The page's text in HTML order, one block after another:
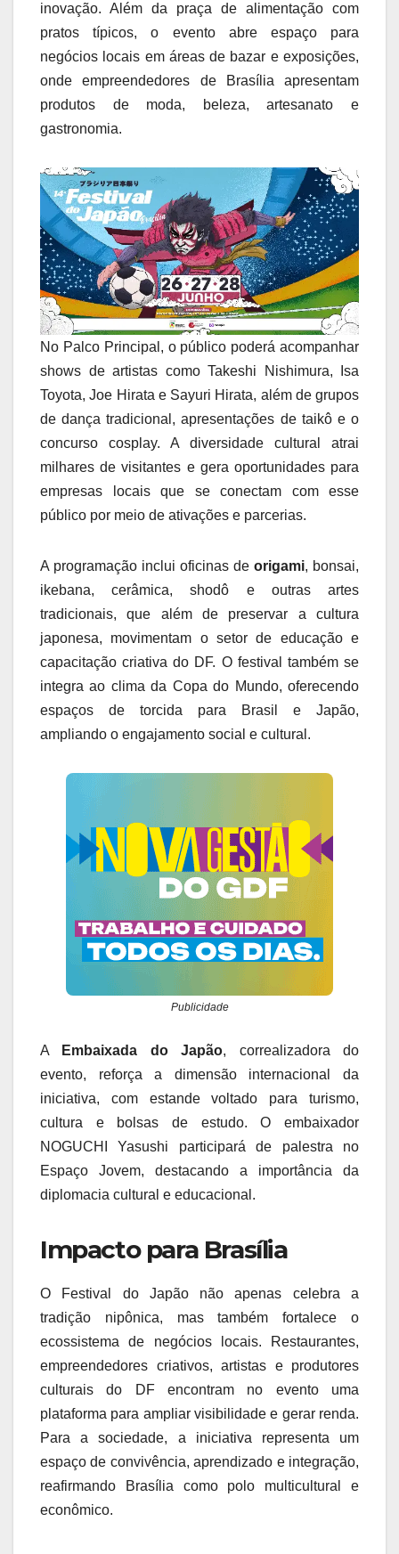
inovação. Além da praça de alimentação com
pratos típicos, o evento abre espaço para
negócios locais em áreas de bazar e exposições,
onde empreendedores de Brasília apresentam
produtos de moda, beleza, artesanato e
gastronomia.
No Palco Principal, o público poderá acompanhar
shows de artistas como Takeshi Nishimura, Isa
Toyota, Joe Hirata e Sayuri Hirata, além de grupos
de dança tradicional, apresentações de taikô e o
concurso cosplay. A diversidade cultural atrai
milhares de visitantes e gera oportunidades para
empresas locais que se conectam com esse
público por meio de ativações e parcerias.
A programação inclui oficinas de origami, bonsai,
ikebana, cerâmica, shodô e outras artes
tradicionais, que além de preservar a cultura
japonesa, movimentam o setor de educação e
capacitação criativa do DF. O festival também se
integra ao clima da Copa do Mundo, oferecendo
espaços de torcida para Brasil e Japão,
ampliando o engajamento social e cultural.
Publicidade
A Embaixada do Japão, correalizadora do
evento, reforça a dimensão internacional da
iniciativa, com estande voltado para turismo,
cultura e bolsas de estudo. O embaixador
NOGUCHI Yasushi participará de palestra no
Espaço Jovem, destacando a importância da
diplomacia cultural e educacional.
Impacto para Brasília
O Festival do Japão não apenas celebra a
tradição nipônica, mas também fortalece o
ecossistema de negócios locais. Restaurantes,
empreendedores criativos, artistas e produtores
culturais do DF encontram no evento uma
plataforma para ampliar visibilidade e gerar renda.
Para a sociedade, a iniciativa representa um
espaço de convivência, aprendizado e integração,
reafirmando Brasília como polo multicultural e
econômico.